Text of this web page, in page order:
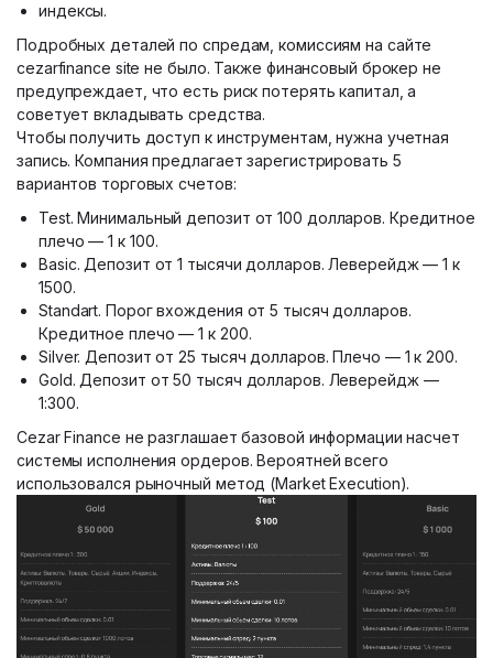
индексы.
Подробных деталей по спредам, комиссиям на сайте
cezarfinance site не было. Также финансовый брокер не
предупреждает, что есть риск потерять капитал, а
советует вкладывать средства.
Чтобы получить доступ к инструментам, нужна учетная
запись. Компания предлагает зарегистрировать 5
вариантов торговых счетов:
Test. Минимальный депозит от 100 долларов. Кредитное
плечо — 1 к 100.
Basic. Депозит от 1 тысячи долларов. Леверейдж — 1 к
1500.
Standart. Порог вхождения от 5 тысяч долларов.
Кредитное плечо — 1 к 200.
Silver. Депозит от 25 тысяч долларов. Плечо — 1 к 200.
Gold. Депозит от 50 тысяч долларов. Леверейдж —
1:300.
Cezar Finance не разглашает базовой информации насчет
системы исполнения ордеров. Вероятней всего
использовался рыночный метод (Market Execution).